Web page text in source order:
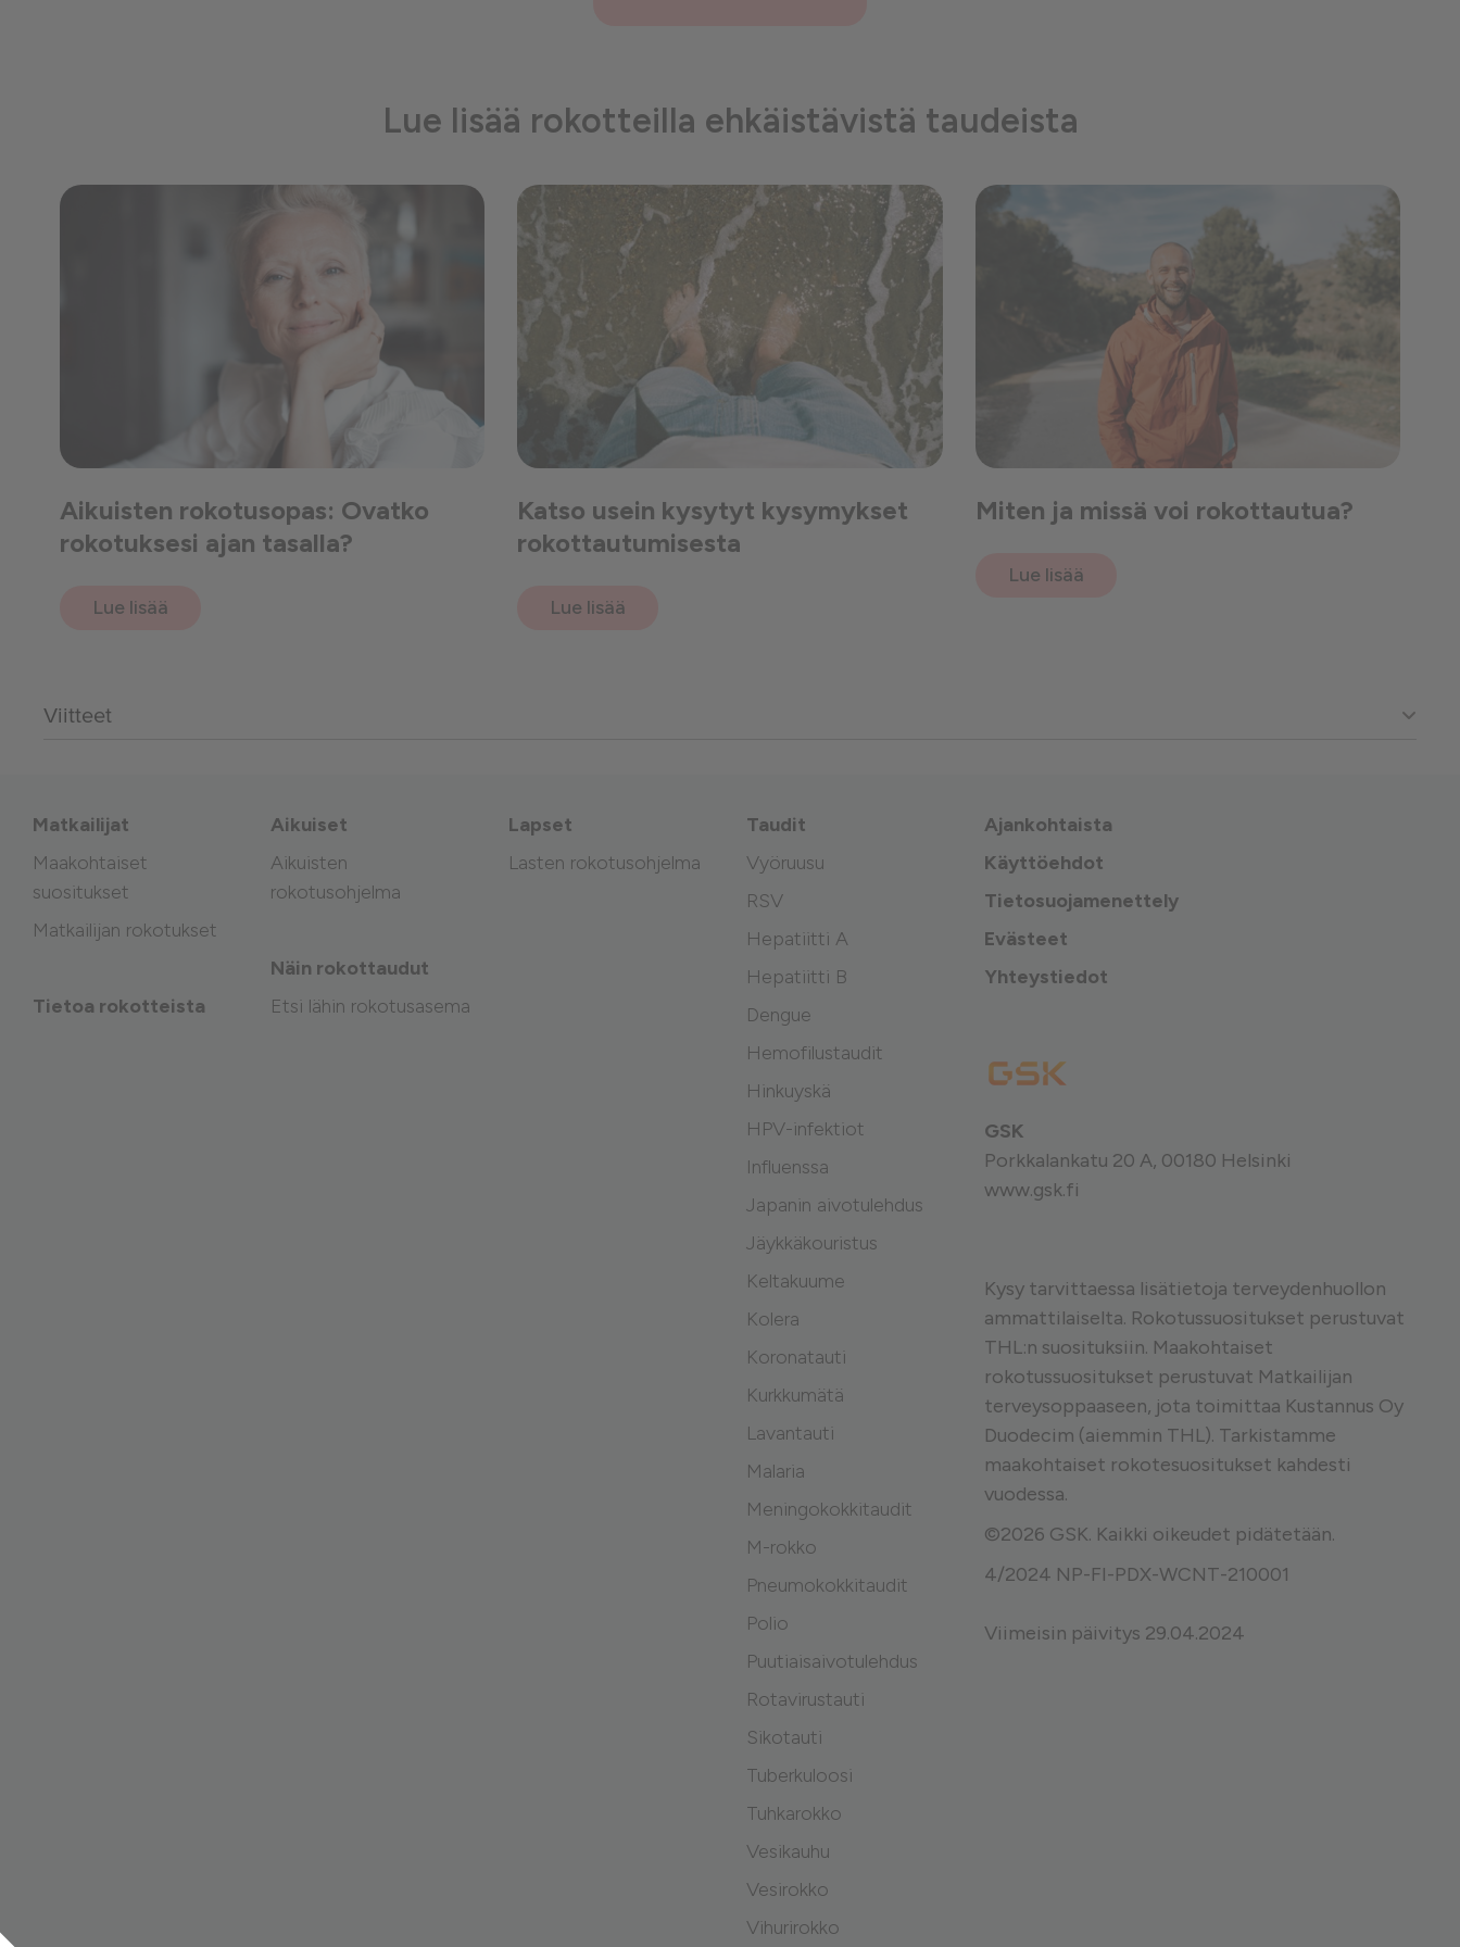
Lue lisää rokotteilla ehkäistävistä taudeista
Aikuisten rokotusopas: Ovatko
rokotuksesi ajan tasalla?
Lue lisää
Katso usein kysytyt kysymykset
rokottautumisesta
Lue lisää
Miten ja missä voi rokottautua?
Lue lisää
Viitteet
Matkailijat
Maakohtaiset
suositukset
Matkailijan rokotukset
Tietoa rokotteista
Aikuiset
Aikuisten
rokotusohjelma
Näin rokottaudut
Etsi lähin rokotusasema
Lapset
Lasten rokotusohjelma
Taudit
Vyöruusu
RSV
Hepatiitti A
Hepatiitti B
Dengue
Hemofilustaudit
Hinkuyskä
HPV-infektiot
Influenssa
Japanin aivotulehdus
Jäykkäkouristus
Keltakuume
Kolera
Koronatauti
Kurkkumätä
Lavantauti
Malaria
Meningokokkitaudit
M-rokko
Pneumokokkitaudit
Polio
Puutiaisaivotulehdus
Rotavirustauti
Sikotauti
Tuberkuloosi
Tuhkarokko
Vesikauhu
Vesirokko
Vihurirokko
Ajankohtaista
Käyttöehdot
Tietosuojamenettely
Evästeet
Yhteystiedot
GSK
Porkkalankatu 20 A, 00180 Helsinki
www.gsk.fi
Kysy tarvittaessa lisätietoja terveydenhuollon
ammattilaiselta. Rokotussuositukset perustuvat
THL:n suosituksiin. Maakohtaiset
rokotussuositukset perustuvat Matkailijan
terveysoppaaseen, jota toimittaa Kustannus Oy
Duodecim (aiemmin THL). Tarkistamme
maakohtaiset rokotesuositukset kahdesti
vuodessa.
©2026 GSK. Kaikki oikeudet pidätetään.
4/2024 NP-FI-PDX-WCNT-210001
Viimeisin päivitys 29.04.2024